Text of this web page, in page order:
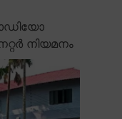
നിയമനം